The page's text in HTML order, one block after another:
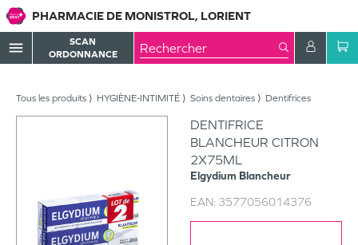
PHARMACIE DE MONISTROL, LORIENT
menu
SCAN
ORDONNANCE
Tous les produits HYGIÈNE-INTIMITÉ Soins dentaires Dentifrices
DENTIFRICE
BLANCHEUR CITRON
2X75ML
Elgydium Blancheur
EAN: 3577056014376